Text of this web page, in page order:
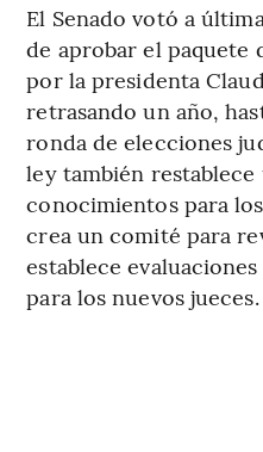
El Senado votó a
de aprobar el paquete
por la presidenta
retrasando un año,
ronda de elecciones
ley también restablece
conocimientos para
crea un comité para
establece
para los nuevos jueces.